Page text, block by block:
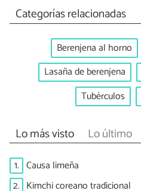
Categorías relacionadas
Berenjena al horno
Lasaña de berenjena
Tubérculos
Lo más visto Lo último
1. Causa limeña
2. Kimchi coreano tradicional